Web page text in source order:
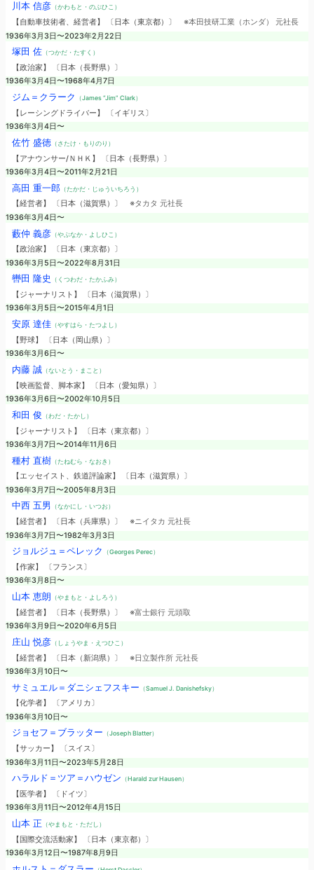
川本 信彦（かわもと・のぶひこ）
【自動車技術者、経営者】 〔日本（東京都）〕 ※本田技研工業（ホンダ） 元社長
1936年3月3日〜2023年2月22日
塚田 佐（つかだ・たすく）
【政治家】 〔日本（長野県）〕
1936年3月4日〜1968年4月7日
ジム＝クラーク （James “Jim” Clark）
【レーシングドライバー】 〔イギリス〕
1936年3月4日〜
佐竹 盛徳（さたけ・もりのり）
【アナウンサー/ＮＨＫ】 〔日本（長野県）〕
1936年3月4日〜2011年2月21日
高田 重一郎（たかだ・じゅういちろう）
【経営者】 〔日本（滋賀県）〕 ※タカタ 元社長
1936年3月4日〜
藪仲 義彦（やぶなか・よしひこ）
【政治家】 〔日本（東京都）〕
1936年3月5日〜2022年8月31日
轡田 隆史 （くつわだ・たかふみ）
【ジャーナリスト】 〔日本（滋賀県）〕
1936年3月5日〜2015年4月1日
安原 達佳（やすはら・たつよし）
【野球】 〔日本（岡山県）〕
1936年3月6日〜
内藤 誠（ないとう・まこと）
【映画監督、脚本家】 〔日本（愛知県）〕
1936年3月6日〜2002年10月5日
和田 俊 （わだ・たかし）
【ジャーナリスト】 〔日本（東京都）〕
1936年3月7日〜2014年11月6日
種村 直樹（たねむら・なおき）
【エッセイスト、鉄道評論家】 〔日本（滋賀県）〕
1936年3月7日〜2005年8月3日
中西 五男 （なかにし・いつお）
【経営者】 〔日本（兵庫県）〕 ※ニイタカ 元社長
1936年3月7日〜1982年3月3日
ジョルジュ＝ペレック （Georges Perec）
【作家】 〔フランス〕
1936年3月8日〜
山本 恵朗 （やまもと・よしろう）
【経営者】 〔日本（長野県）〕 ※富士銀行 元頭取
1936年3月9日〜2020年6月5日
庄山 悦彦（しょうやま・えつひこ）
【経営者】 〔日本（新潟県）〕 ※日立製作所 元社長
1936年3月10日〜
サミュエル＝ダニシェフスキー （Samuel J. Danishefsky）
【化学者】 〔アメリカ〕
1936年3月10日〜
ジョセフ＝ブラッター （Joseph Blatter）
【サッカー】 〔スイス〕
1936年3月11日〜2023年5月28日
ハラルド＝ツア＝ハウゼン （Harald zur Hausen）
【医学者】 〔ドイツ〕
1936年3月11日〜2012年4月15日
山本 正 （やまもと・ただし）
【国際交流活動家】 〔日本（東京都）〕
1936年3月12日〜1987年8月9日